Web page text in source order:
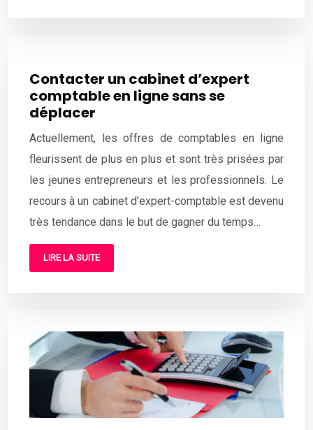
Contacter un cabinet d’expert
comptable en ligne sans se
déplacer
Actuellement, les offres de comptables en ligne
fleurissent de plus en plus et sont très prisées par
les jeunes entrepreneurs et les professionnels. Le
recours à un cabinet d’expert-comptable est devenu
très tendance dans le but de gagner du temps…
LIRE LA SUITE